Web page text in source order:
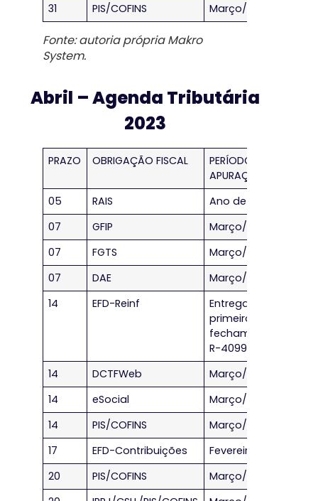
31
PIS/COFINS Março/2023
Fonte: autoria própria Makro
System.
Abril – Agenda Tributária
2023
PRAZO OBRIGAÇÃO FISCAL
PERÍODO DE
APURAÇÃO
05
RAIS
Ano de 2022
07
GFIP
Março/2023
07
FGTS
Março/2023
07
DAE
Março/2023
14
EFD-Reinf
Entrega do
primeiro
fechamento
R-4099
14
DCTFWeb
Março/2023
14
eSocial
Março/2023
14
PIS/COFINS
Março/2023
17
EFD-Contribuições
Fevereiro/2023
20
PIS/COFINS
Março/2023